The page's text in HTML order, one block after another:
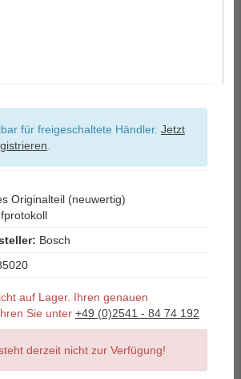
für freigeschaltete Händler. Jetzt
Originalteil (neuwertig)
Bosch
auf Lager. Ihren genauen
Sie unter +49 (0)2541 - 84 74 192
derzeit nicht zur Verfügung!